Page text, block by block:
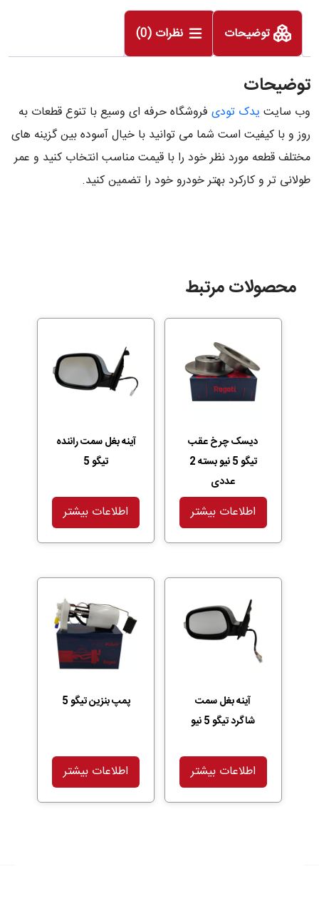
توضیحات نظرات (0)
توضیحات
وب سایت یدک تودی فروشگاه حرفه ای وسیع با تنوع قطعات به
روز و با کیفیت است شما می توانید با خیال آسوده بین گزینه های
مختلف قطعه مورد نظر خود را با قیمت مناسب انتخاب کنید و عمر
طولانی تر و کارکرد بهتر خودرو خود را تضمین کنید.
محصولات مرتبط
دیسک چرخ عقب
تیگو 5 نیو بسته 2
عددی
اطلاعات بیشتر
آینه بغل سمت راننده
تیگو 5
اطلاعات بیشتر
آینه بغل سمت
شاگرد تیگو 5 نیو
اطلاعات بیشتر
پمپ بنزین تیگو 5
اطلاعات بیشتر